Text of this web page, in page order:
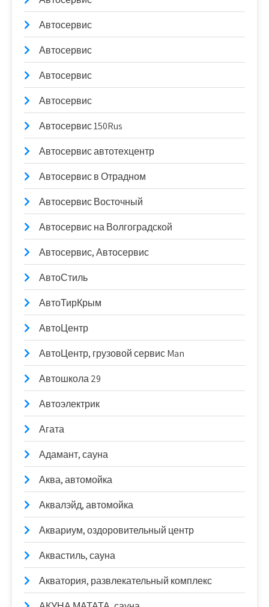
Автосервис
Автосервис
Автосервис
Автосервис
Автосервис 150Rus
Автосервис автотехцентр
Автосервис в Отрадном
Автосервис Восточный
Автосервис на Волгоградской
Автосервис, Автосервис
АвтоСтиль
АвтоТирКрым
АвтоЦентр
АвтоЦентр, грузовой сервис Man
Автошкола 29
Автоэлектрик
Агата
Адамант, сауна
Аква, автомойка
Аквалэйд, автомойка
Аквариум, оздоровительный центр
Аквастиль, сауна
Акватория, развлекательный комплекс